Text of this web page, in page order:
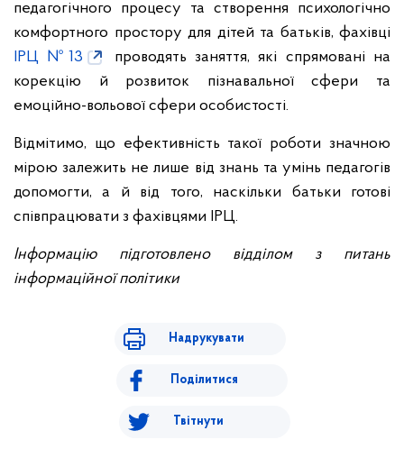
педагогічного процесу та створення психологічно
комфортного простору для дітей та батьків, фахівці
ІРЦ №13
проводять заняття, які спрямовані на
корекцію й розвиток пізнавальної сфери та
емоційно-вольової сфери особистості.
Відмітимо, що ефективність такої роботи значною
мірою залежить не лише від знань та умінь педагогів
допомогти, а й від того, наскільки батьки готові
співпрацювати з фахівцями ІРЦ.
Інформацію підготовлено відділом з питань
інформаційної політики
Надрукувати
Поділитися
Твітнути